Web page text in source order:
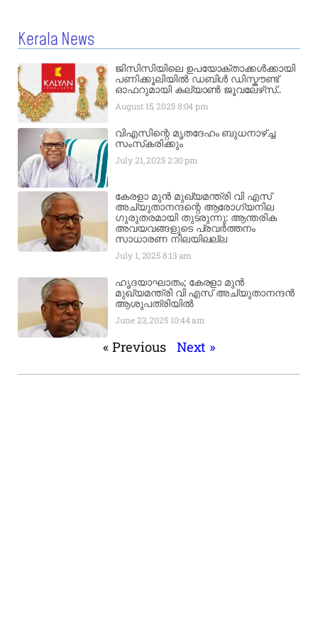
Kerala News
ജിസിസിയിലെ ഉപയോക്താക്കൾക്കായി
പണിക്കൂലിയിൽ ഡബിൾ ഡിസ്കൗണ്ട്
ഓഫറുമായി കല്യാൺ ജൂവലേഴ്‌സ്..
August 15, 20258:04 pm
വിഎസിന്റെ മൃതദേഹം ബുധനാഴ്ച്ച
സംസ്‌കരിക്കും
July 21, 20252:30 pm
കേരളാ മുൻ മുഖ്യമന്ത്രി വി എസ്
അച്യുതാനന്ദന്റെ ആരോഗ്യനില
ഗുരുതരമായി തുടരുന്നു: ആന്തരിക
അവയവങ്ങളുടെ പ്രവർത്തനം
സാധാരണ നിലയിലല്ല
July 1, 20258:13 am
ഹൃദയാഘാതം; കേരളാ മുൻ
മുഖ്യമന്ത്രി വി എസ് അച്യുതാനന്ദൻ
ആശുപത്രിയിൽ
June 23, 2025 10:44 am
« Previous Next »